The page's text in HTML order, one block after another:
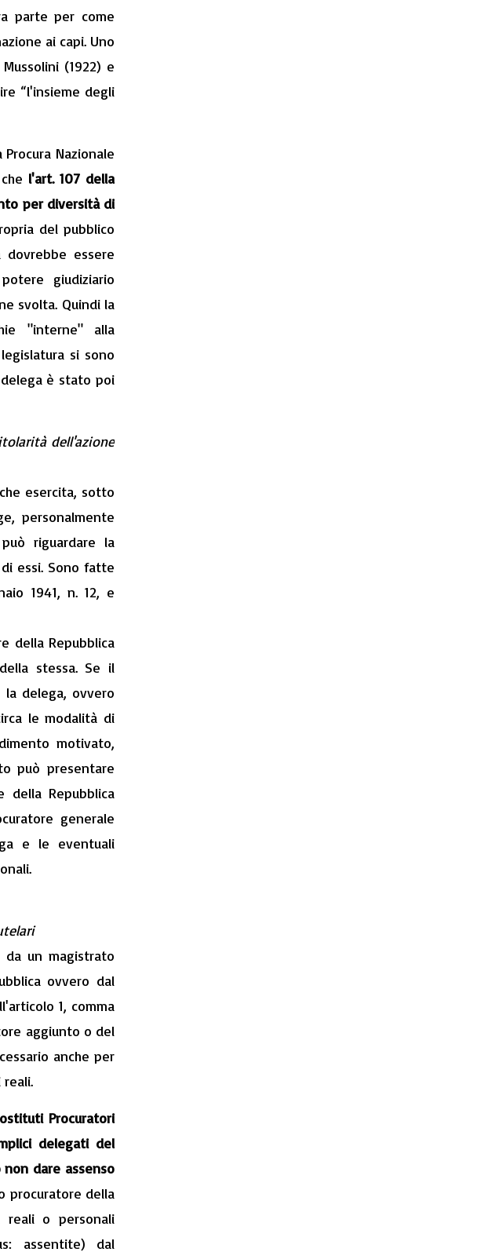
parte per come
ai capi. Uno
(1922) e
“l'insieme degli
Nazionale
l'art. 107 della
per diversità di
del pubblico
dovrebbe essere
giudiziario
svolta. Quindi la
"interne" alla
si sono
è stato poi
dell'azione
esercita, sotto
personalmente
riguardare la
essi. Sono fatte
1941, n. 12, e
della Repubblica
stessa. Se il
delega, ovvero
le modalità di
motivato,
può presentare
della Repubblica
generale
e le eventuali
un magistrato
ovvero dal
1, comma
aggiunto o del
anche per
Procuratori
delegati del
dare assenso
procuratore della
reali o personali
assentite) dal